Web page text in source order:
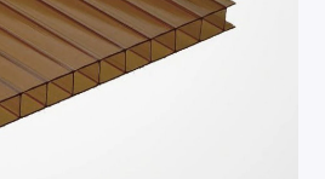
Двойная, стабилизатор в
структуре и напылённый
слой
Защитная плёнка